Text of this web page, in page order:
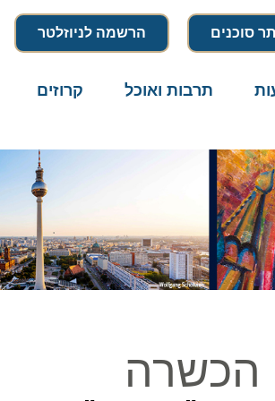
הרשמה לניוזלטר
תרבות ואוכל קרוזים